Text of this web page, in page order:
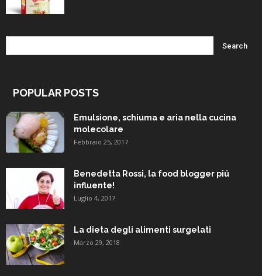
POPULAR POSTS
Emulsione, schiuma e aria nella cucina
molecolare
Febbraio 25, 2017
Benedetta Rossi, la food blogger piú
influente!
Luglio 4, 2017
La dieta degli alimenti surgelati
Marzo 29, 2018